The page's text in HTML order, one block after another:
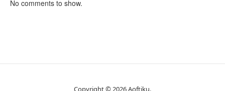
No comments to show.
Copyright © 2026 Aoftiku.